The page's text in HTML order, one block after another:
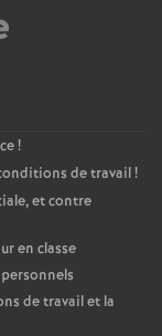
!
de travail!
et contre
en classe
de travail et la